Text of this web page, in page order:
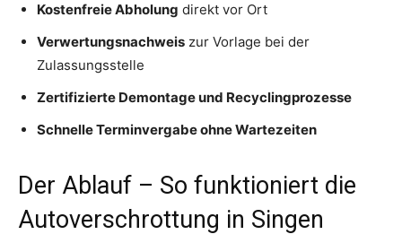
Kostenfreie Abholung direkt vor Ort
Verwertungsnachweis zur Vorlage bei der
Zulassungsstelle
Zertifizierte Demontage und Recyclingprozesse
Schnelle Terminvergabe ohne Wartezeiten
Der Ablauf – So funktioniert die
Autoverschrottung in Singen